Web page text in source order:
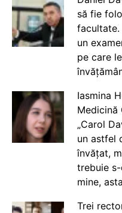
să fie
facultate.
un
pe care
Iasmina
Medicină
„Carol
un astfel
învățat,
trebuie
mine,
Trei